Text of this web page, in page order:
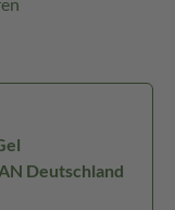
Deutschland